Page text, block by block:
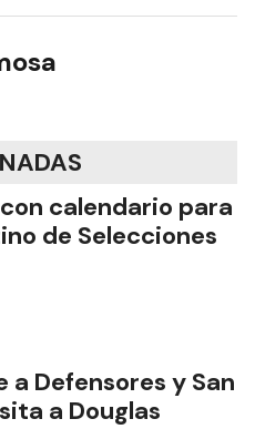
calendario para
de Selecciones
a Defensores y San
a Douglas